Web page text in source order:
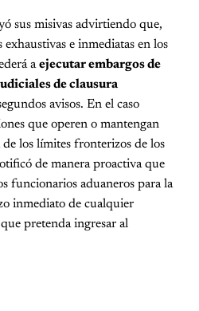
sus misivas advirtiendo que,
e inmediatas en los
aejecutar embargos de
de clausura
avisos. En el caso
que operen o mantengan
los límites fronterizos de los
de manera proactiva que
funcionarios aduaneros para la
inmediato de cualquier
pretenda ingresar al